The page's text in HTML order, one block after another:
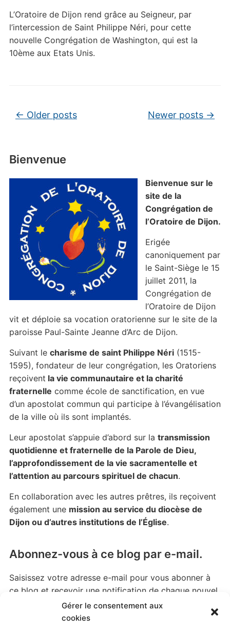
Gérer le consentement aux
cookies
Bienvenue
Bienvenue sur le
site de la
Congrégation de
l’Oratoire de Dijon.
Erigée
canoniquement par
le Saint-Siège le 15
juillet 2011, la
Congrégation de
l’Oratoire de Dijon
vit et déploie sa vocation oratorienne sur le site de la
paroisse Paul-Sainte Jeanne d’Arc de Dijon.
Suivant le charisme de saint Philippe Néri(1515-
1595), fondateur de leur congrégation, les Oratoriens
reçoivent la vie communautaire et la charité
fraternelle comme école de sanctification, en vue
d’un apostolat commun qui participe à l’évangélisation
de la ville où ils sont implantés.
Leur apostolat s’appuie d’abord sur la transmission
quotidienne et fraternelle de la Parole de Dieu,
l’approfondissement de la vie sacramentelle et
l’attention au parcours spirituel de chacun.
En collaboration avec les autres prêtres, ils reçoivent
également une mission au service du diocèse de
Dijon ou d’autres institutions de l’Église.
Abonnez-vous à ce blog par e-mail.
Saisissez votre adresse e-mail pour vous abonner à
ce blog et recevoir une notification de chaque nouvel
article par email.
L’Oratoire de Dijon rend grâce au Seigneur, par
l’intercession de Saint Philippe Néri, pour cette
nouvelle Congrégation de Washington, qui est la
10ème aux Etats Unis.
Post navigation
← Older posts Newer posts →